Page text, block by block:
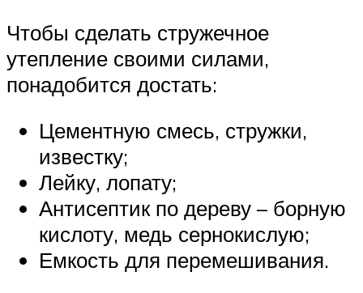
Чтобы сделать стружечное
утепление своими силами,
понадобится достать:
Цементную смесь, стружки,
известку;
Лейку, лопату;
Антисептик по дереву – борную
кислоту, медь сернокислую;
Емкость для перемешивания.